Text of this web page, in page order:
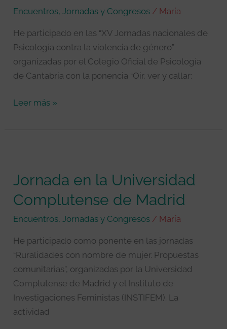
Encuentros, Jornadas y Congresos / María
He participado en las “XV Jornadas nacionales de
Psicología contra la violencia de género”
organizadas por el Colegio Oficial de Psicología
de Cantabria con la ponencia “Oir, ver y callar:
la
de
Género
Leer más »
Jornada en la Universidad
Complutense de Madrid
Encuentros, Jornadas y Congresos / María
He participado como ponente en las jornadas
“Ruralidades con nombre de mujer. Propuestas
comunitarias”, organizadas por la Universidad
Complutense de Madrid y el Instituto de
Investigaciones Feministas (INSTIFEM). La
actividad
la
Universidad
Complutense
de